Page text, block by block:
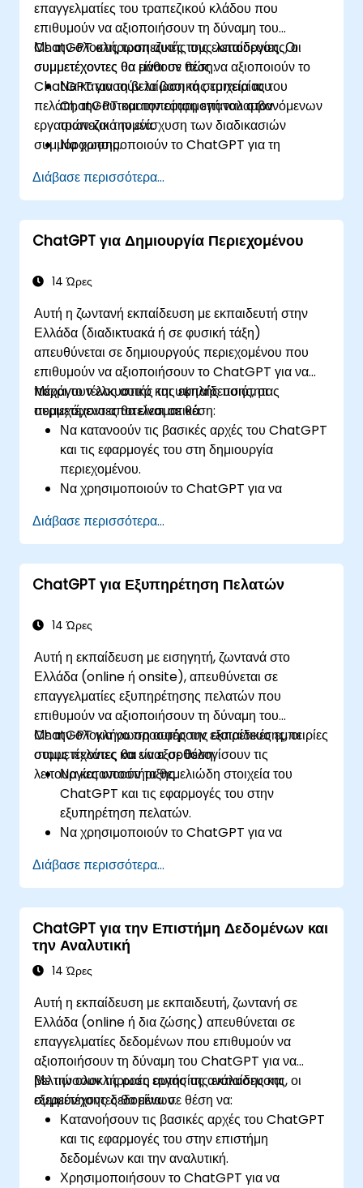
επαγγελματίες του τραπεζικού κλάδου που
επιθυμούν να αξιοποιήσουν τη δύναμη του
ChatGPT στις τραπεζικές τους λειτουργίες. Οι
συμμετέχοντες θα μάθουν πώς να αξιοποιούν το
ChatGPT για τη βελτίωση της εμπειρίας του
πελάτη, την αυτοματοποίηση επαναλαμβανόμενων
εργασιών και την ενίσχυση των διαδικασιών
συμμόρφωσης.
Με την ολοκλήρωση αυτής της εκπαίδευσης, οι
συμμετέχοντες θα είναι σε θέση:
Να κατανοούν τα βασικά στοιχεία του
ChatGPT και την εφαρμογή του στον
τραπεζικό τομέα.
Να χρησιμοποιούν το ChatGPT για τη
πελάτες και την παροχή εξατομικευμένων
χρηματοοικονομικών συμβουλών.
Να αυτοματοποιούν επαναλαμβανόμενες
τραπεζικές εργασίες χρησιμοποιώντας το
Να εφαρμόζουν το ChatGPT για τη
τραπεζικές λειτουργίες.
Διάβασε περισσότερα...
ChatGPT για Δημιουργία Περιεχομένου
14 Ώρες
Αυτή η ζωντανή εκπαίδευση με εκπαιδευτή στην
Ελλάδα (διαδικτυακά ή σε φυσική τάξη)
απευθύνεται σε δημιουργούς περιεχομένου που
επιθυμούν να αξιοποιήσουν το ChatGPT για να
παράγουν ελκυστικό και υψηλής ποιότητας
περιεχόμενο αποτελεσματικά.
Μέχρι το τέλος αυτής της εκπαίδευσης, οι
συμμετέχοντες θα είναι σε θέση:
Να κατανοούν τις βασικές αρχές του ChatGPT
και τις εφαρμογές του στη δημιουργία
περιεχομένου.
Να χρησιμοποιούν το ChatGPT για να
ξεπερνούν το μπλοκάρισμα του συγγραφέα.
Να βελτιώνουν την ποιότητα και τη συνάφεια
του περιεχομένου με τη βοήθεια του ChatGPT.
Να εφαρμόζουν βέλτιστες πρακτικές για τη
δημιουργίας περιεχομένου.
Διάβασε περισσότερα...
ChatGPT για Εξυπηρέτηση Πελατών
14 Ώρες
Αυτή η εκπαίδευση με εισηγητή, ζωντανά στο
Ελλάδα (online ή onsite), απευθύνεται σε
επαγγελματίες εξυπηρέτησης πελατών που
επιθυμούν να αξιοποιήσουν τη δύναμη του
ChatGPT για να προσφέρουν εξαιρετικές εμπειρίες
στους πελάτες και να εξορθολογίσουν τις
λειτουργίες υποστήριξης.
Με την ολοκλήρωση αυτής της εκπαίδευσης, οι
συμμετέχοντες θα είναι σε θέση:
Να κατανοούν τα θεμελιώδη στοιχεία του
ChatGPT και τις εφαρμογές του στην
εξυπηρέτηση πελατών.
Να χρησιμοποιούν το ChatGPT για να
υποστήριξη πελατών.
Να αναπτύσσουν αυτοματοποιημένα
chatbots που τροφοδοτούνται από το
ChatGPT για να χειρίζονται ερωτήματα
πελατών.
Να εφαρμόζουν βέλτιστες πρακτικές για την
εξυπηρέτησης πελατών.
Διάβασε περισσότερα...
ChatGPT για την Επιστήμη Δεδομένων και
την Αναλυτική
14 Ώρες
Αυτή η εκπαίδευση με εκπαιδευτή, ζωντανή σε
Ελλάδα (online ή δια ζώσης) απευθύνεται σε
επαγγελματίες δεδομένων που επιθυμούν να
αξιοποιήσουν τη δύναμη του ChatGPT για να
βελτιώσουν τις ροές εργασίας ανάλυσης και
εξερεύνησης δεδομένων.
Με την ολοκλήρωση αυτής της εκπαίδευσης, οι
συμμετέχοντες θα είναι σε θέση να:
Κατανοήσουν τις βασικές αρχές του ChatGPT
και τις εφαρμογές του στην επιστήμη
δεδομένων και την αναλυτική.
Χρησιμοποιήσουν το ChatGPT για να